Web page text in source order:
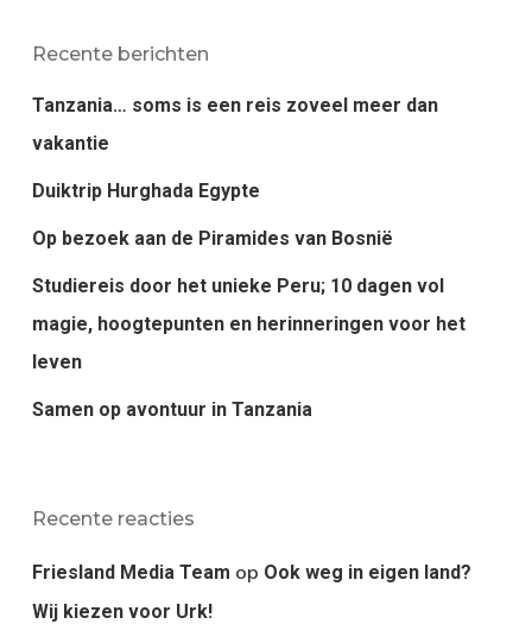
Recente berichten
Tanzania… soms is een reis zoveel meer dan
vakantie
Duiktrip Hurghada Egypte
Op bezoek aan de Piramides van Bosnië
Studiereis door het unieke Peru; 10 dagen vol
magie, hoogtepunten en herinneringen voor het
leven
Samen op avontuur in Tanzania
Recente reacties
Friesland Media Team op Ook weg in eigen land?
Wij kiezen voor Urk!